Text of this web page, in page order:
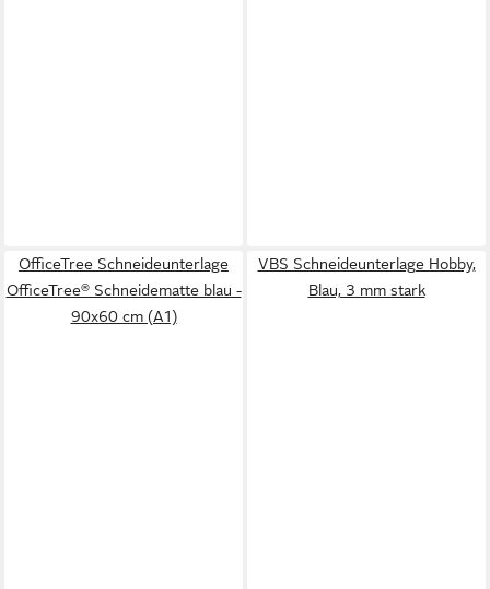
OfficeTree Schneideunterlage
OfficeTree® Schneidematte blau -
90x60 cm (A1)
VBS Schneideunterlage Hobby,
Blau, 3 mm stark